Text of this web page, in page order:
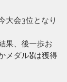
大会3位となり
果、後一歩お
メダル🎖は獲得